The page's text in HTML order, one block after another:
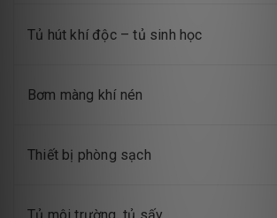
Tủ hút khí độc – tủ sinh học
Bơm màng khí nén
Thiết bị phòng sạch
Tủ môi trường, tủ sấy